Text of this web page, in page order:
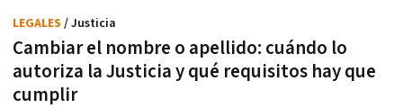
Cambiar el nombre o apellido: cuándo lo
autoriza la Justicia y qué requisitos hay que
cumplir
LEGALES / Justicia